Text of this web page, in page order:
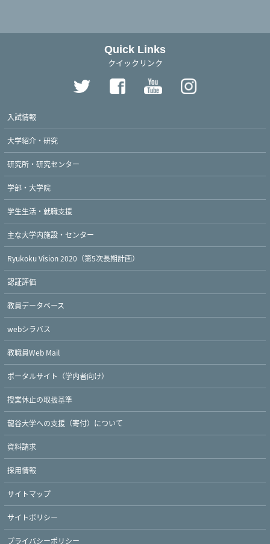
Quick Links
クイックリンク
入試情報
大学紹介・研究
研究所・研究センター
学部・大学院
学生生活・就職支援
主な大学内施設・センター
Ryukoku Vision 2020（第5次長期計画）
認証評価
教員データベース
webシラバス
教職員Web Mail
ポータルサイト（学内者向け）
授業休止の取扱基準
龍谷大学への支援（寄付）について
資料請求
採用情報
サイトマップ
サイトポリシー
プライバシーポリシー